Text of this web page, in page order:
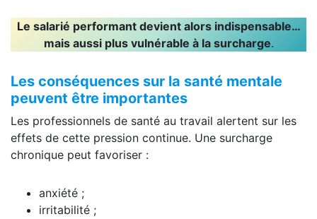
Le salarié performant devient alors indispensable…
mais aussi plus vulnérable à la surcharge.
Les conséquences sur la santé mentale
peuvent être importantes
Les professionnels de santé au travail alertent sur les
effets de cette pression continue. Une surcharge
chronique peut favoriser :
anxiété ;
irritabilité ;